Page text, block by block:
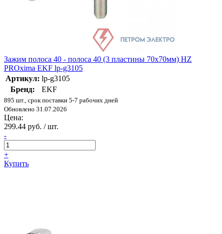
Зажим полоса 40 - полоса 40 (3 пластины 70х70мм) HZ
PROxima EKF lp-g3105
Артикул: lp-g3105
Бренд:
EKF
895 шт., срок поставки 5-7 рабочих дней
Обновлено 31.07.2026
Цена:
299.44 руб. / шт.
-
+
Купить